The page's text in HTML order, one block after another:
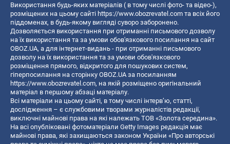
Використання будь-яких матеріалів ( в тому числі фото- та відео-),
розміщених на цьому сайті https://www.obozrevatel.com та всіх його
піддоменах, в будь-якому вигляді суворо заборонено.
Дозволяється використання при отриманні письмового дозволу
на їх використання та за умови обов'язкового посилання на сайт
OBOZ.UA, а для інтернет-видань - при отриманні письмового
дозволу на їх використання та за умови обов'язкового
розміщення прямого, відкритого для пошукових систем,
гіперпосилання на сторінку OBOZ.UA за посиланням
https://www.obozrevatel.com, на якій розміщено оригінальний
матеріал в першому абзаці матеріалу.
Всі матеріали на цьому сайті, в тому числі інтерв’ю, статті,
дослідження – є службовими творами журналістів редакції,
виключні майнові права на які належать ТОВ «Золота середина».
На всі опубліковані фотоматеріали Getty Images редакція має
майнові права, які захищаються законом України «Про авторські